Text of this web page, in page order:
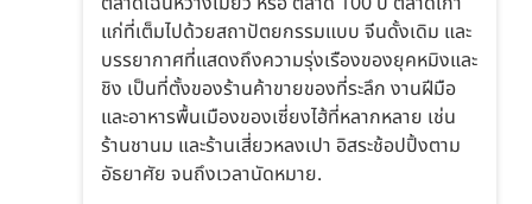
แก่ที่เต็มไปด้วยสถาปัตยกรรมแบบ จีนดั้งเดิม และ
บรรยากาศที่แสดงถึงความรุ่งเรืองของยุคหมิงและ
ชิง เป็นที่ตั้งของร้านค้าขายของที่ระลึก งานฝีมือ
และอาหารพื้นเมืองของเซี่ยงไฮ้ที่หลากหลาย เช่น
ร้านชานม และร้านเสี่ยวหลงเปา อิสระช้อปปิ้งตาม
อัธยาศัย จนถึงเวลานัดหมาย.